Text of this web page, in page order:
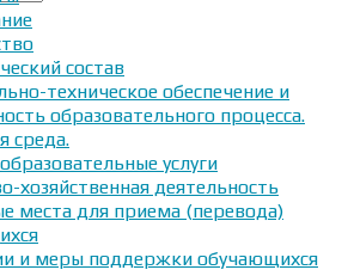
состав
техническое обеспечение и
образовательного процесса.
среда.
услуги
хозяйственная деятельность
места для приема (перевода)
и меры поддержки обучающихся